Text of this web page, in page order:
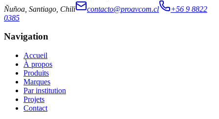
Ñuñoa, Santiago, Chili
contacto@proavcom.cl
+56 9 8822
0385
Navigation
Accueil
À propos
Produits
Marques
Par institution
Projets
Contact